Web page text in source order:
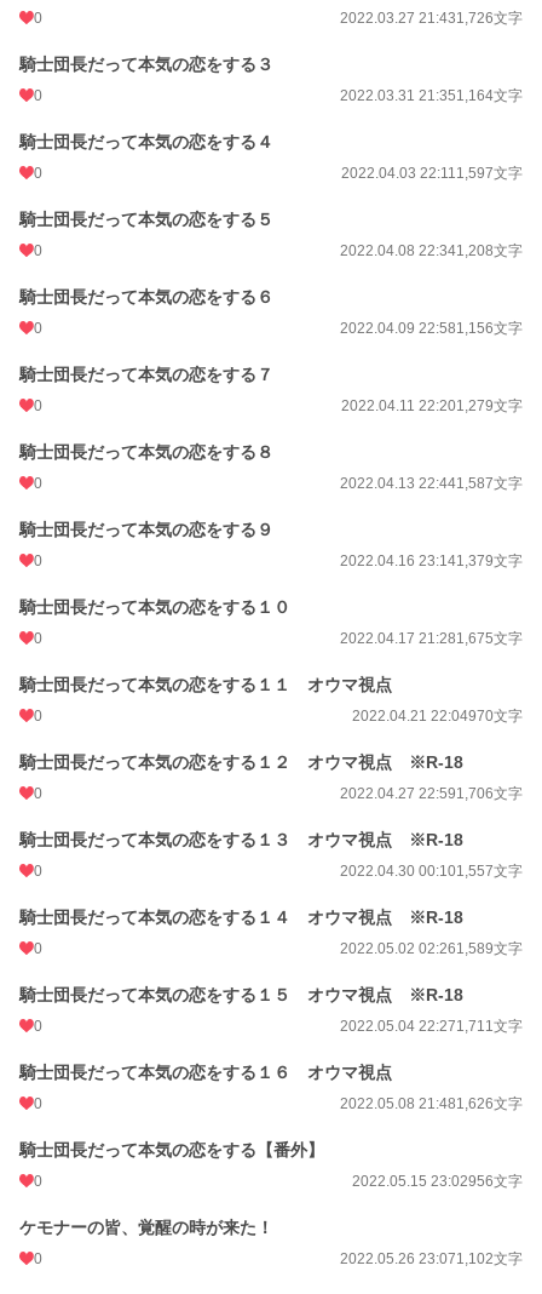
0 2022.03.27 21:431,726文字
騎士団長だって本気の恋をする３
0 2022.03.31 21:351,164文字
騎士団長だって本気の恋をする４
0 2022.04.03 22:111,597文字
騎士団長だって本気の恋をする５
0 2022.04.08 22:341,208文字
騎士団長だって本気の恋をする６
0 2022.04.09 22:581,156文字
騎士団長だって本気の恋をする７
0 2022.04.11 22:201,279文字
騎士団長だって本気の恋をする８
0 2022.04.13 22:441,587文字
騎士団長だって本気の恋をする９
0 2022.04.16 23:141,379文字
騎士団長だって本気の恋をする１０
0 2022.04.17 21:281,675文字
騎士団長だって本気の恋をする１１ オウマ視点
0 2022.04.21 22:04970文字
騎士団長だって本気の恋をする１２ オウマ視点 ※R-18
0 2022.04.27 22:591,706文字
騎士団長だって本気の恋をする１３ オウマ視点 ※R-18
0 2022.04.30 00:101,557文字
騎士団長だって本気の恋をする１４ オウマ視点 ※R-18
0 2022.05.02 02:261,589文字
騎士団長だって本気の恋をする１５ オウマ視点 ※R-18
0 2022.05.04 22:271,711文字
騎士団長だって本気の恋をする１６ オウマ視点
0 2022.05.08 21:481,626文字
騎士団長だって本気の恋をする【番外】
0 2022.05.15 23:02956文字
ケモナーの皆、覚醒の時が来た！
0 2022.05.26 23:071,102文字